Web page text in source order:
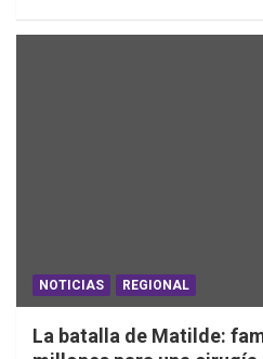
NOTICIAS REGIONAL
La batalla de Matilde: